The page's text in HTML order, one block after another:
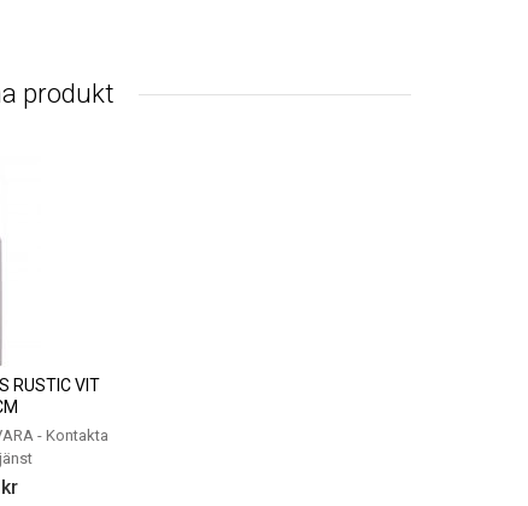
produkt
RUSTIC VIT
- Kontakta